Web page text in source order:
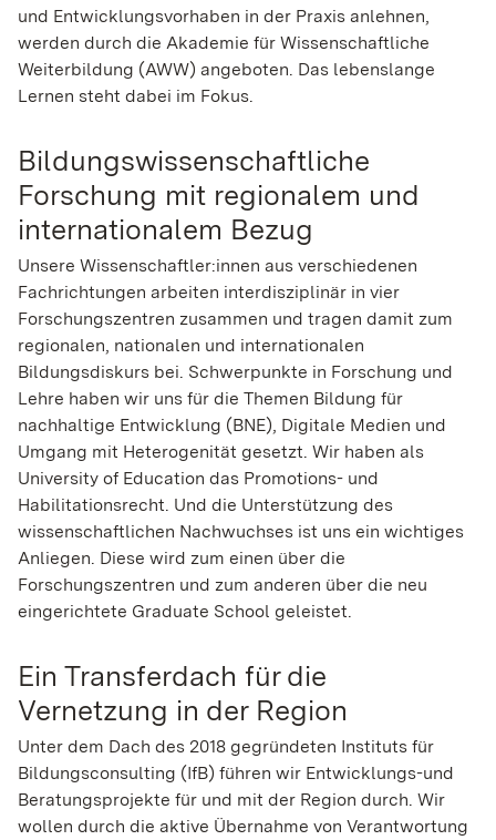
und Entwicklungsvorhaben in der Praxis anlehnen,
werden durch die Akademie für Wissenschaftliche
Weiterbildung (AWW) angeboten. Das lebenslange
Lernen steht dabei im Fokus.
Bildungswissenschaftliche
Forschung mit regionalem und
internationalem Bezug
Unsere Wissenschaftler:innen aus verschiedenen
Fachrichtungen arbeiten interdisziplinär in vier
Forschungszentren zusammen und tragen damit zum
regionalen, nationalen und internationalen
Bildungsdiskurs bei. Schwerpunkte in Forschung und
Lehre haben wir uns für die Themen Bildung für
nachhaltige Entwicklung (BNE), Digitale Medien und
Umgang mit Heterogenität gesetzt. Wir haben als
University of Education das Promotions- und
Habilitationsrecht. Und die Unterstützung des
wissenschaftlichen Nachwuchses ist uns ein wichtiges
Anliegen. Diese wird zum einen über die
Forschungszentren und zum anderen über die neu
eingerichtete Graduate School geleistet.
Ein Transferdach für die
Vernetzung in der Region
Unter dem Dach des 2018 gegründeten Instituts für
Bildungsconsulting (IfB) führen wir Entwicklungs-und
Beratungsprojekte für und mit der Region durch. Wir
wollen durch die aktive Übernahme von Verantwortung